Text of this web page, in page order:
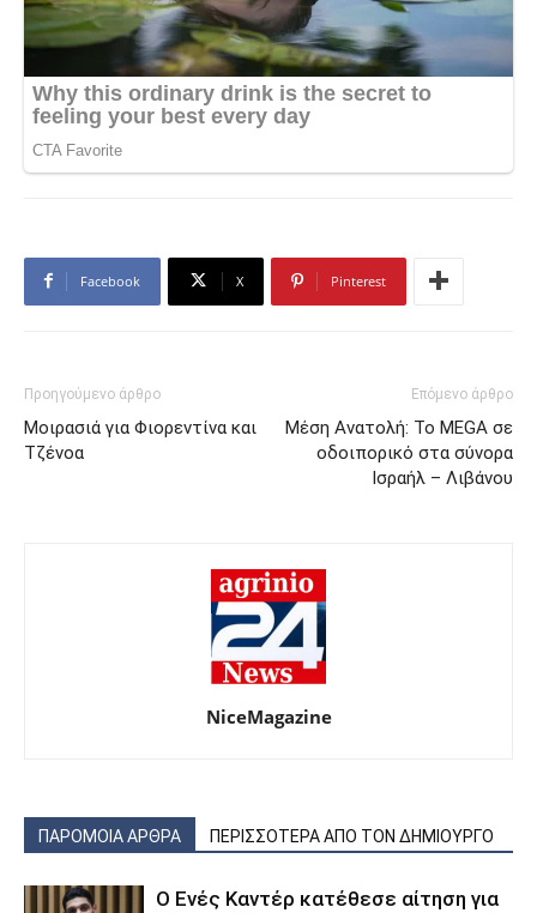
Facebook X Pinterest
Προηγούμενο άρθρο
Μοιρασιά για Φιορεντίνα και
Τζένοα
Επόμενο άρθρο
Μέση Ανατολή: Το MEGA σε
οδοιπορικό στα σύνορα
Ισραήλ – Λιβάνου
NiceMagazine
ΠΑΡΟΜΟΙΑ ΑΡΘΡΑ ΠΕΡΙΣΣΟΤΕΡΑ ΑΠΟ ΤΟΝ ΔΗΜΙΟΥΡΓΟ
Ο Ενές Καντέρ κατέθεσε αίτηση για